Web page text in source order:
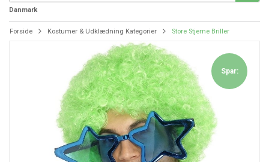
Danmark
Forside Kostumer & Udklædning Kategorier Store Stjerne Briller
Spar: